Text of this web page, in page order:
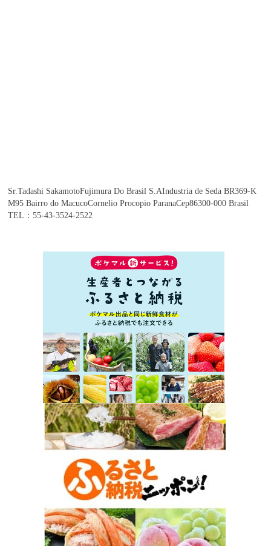
Sr.Tadashi SakamotoFujimura Do Brasil S.AIndustria de Seda BR369-K
M95 Bairro do MacucoCornelio Procopio ParanaCep86300-000 Brasil
TEL：55-43-3524-2522